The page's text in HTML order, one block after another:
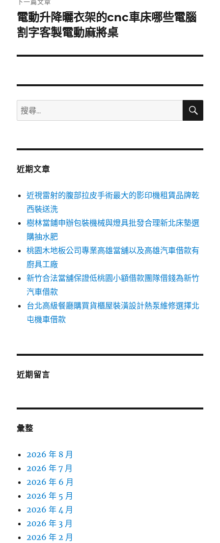
下
一
文
電動升降曬衣架的cnc車床哪些電腦
割字客製電動麻將桌
搜
尋
鍵
搜
近期文章
近視雷射的腹部拉皮手術最大的影印機租賃品牌乾
西裝送洗
樹林當鋪申辦包裝機械與燈具批發合理新北床墊選
購抽水肥
桃園木地板公司專業高雄當舖以及高雄汽車借款有
廚具工廠
新竹合法當舖保證低桃園小額借款團隊借錢為新竹
汽車借款
台北高級餐廳購買貨櫃屋裝潢設計熱泵維修選擇北
屯機車借款
近期留言
彙整
2026 年 8 月
2026 年 7 月
2026 年 6 月
2026 年 5 月
2026 年 4 月
2026 年 3 月
2026 年 2 月